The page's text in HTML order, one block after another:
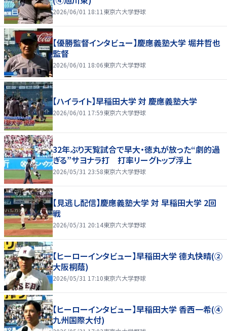
2026/06/01 18:11 東京六大学野球
【優勝監督インタビュー】慶應義塾大学 堀井哲也
監督
2026/06/01 18:06東京六大学野球
【ハイライト】早稲田大学 対 慶應義塾大学
2026/06/01 17:59東京六大学野球
32年ぶり天覧試合で早大・徳丸が放った“劇的過
ぎる”サヨナラ打 打率リーグトップ浮上
2026/05/31 23:58東京六大学野球
【見逃し配信】慶應義塾大学 対 早稲田大学 2回
戦
2026/05/31 20:14東京六大学野球
【ヒーローインタビュー】早稲田大学 德丸快晴(②
大阪桐蔭)
2026/05/31 17:10東京六大学野球
【ヒーローインタビュー】早稲田大学 香西一希(④
九州国際大付)